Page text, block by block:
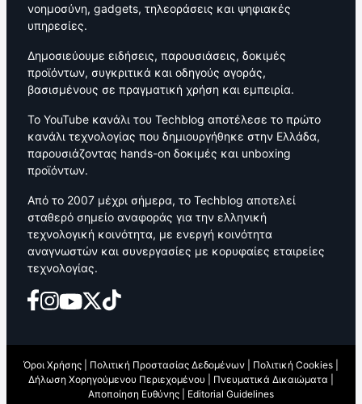
νοημοσύνη, gadgets, τηλεοράσεις και ψηφιακές
υπηρεσίες.
Δημοσιεύουμε ειδήσεις, παρουσιάσεις, δοκιμές
προϊόντων, συγκριτικά και οδηγούς αγοράς,
βασισμένους σε πραγματική χρήση και εμπειρία.
Το YouTube κανάλι του Techblog αποτέλεσε το πρώτο
κανάλι τεχνολογίας που δημιουργήθηκε στην Ελλάδα,
παρουσιάζοντας hands-on δοκιμές και unboxing
προϊόντων.
Από το 2007 μέχρι σήμερα, το Techblog αποτελεί
σταθερό σημείο αναφοράς για την ελληνική
τεχνολογική κοινότητα, με ενεργή κοινότητα
αναγνωστών και συνεργασίες με κορυφαίες εταιρείες
τεχνολογίας.
Όροι Χρήσης Πολιτική Προστασίας Δεδομένων Πολιτική Cookies
Δήλωση Χορηγούμενου Περιεχομένου
Πνευματικά Δικαιώματα
Αποποίηση Ευθύνης
Editorial Guidelines